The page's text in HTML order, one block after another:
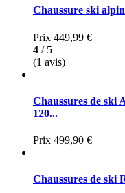
Chaussure ski
Prix 449,99 €
4 / 5
(1 avis)
Chaussures de ski
120...
Prix 499,90 €
Chaussures de ski